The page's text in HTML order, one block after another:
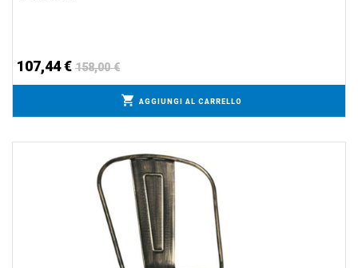
107,44 € 158,00 €
AGGIUNGI AL CARRELLO